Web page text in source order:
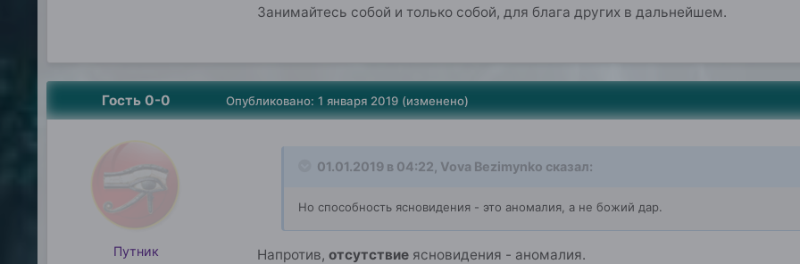
Занимайтесь собой и только собой, для блага других в дальнейшем.
Гость 0-0
Путник
Опубликовано: 1 января 2019 (изменено)
01.01.2019 в 04:22, Vova Bezimynko сказал:
Но способность ясновидения - это аномалия, а не божий дар.
Напротив, отсутствиеясновидения - аномалия.